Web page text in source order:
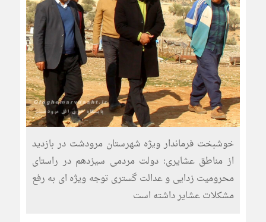
خوشبخت فرماندار ویژه شهرستان مرودشت در بازدید
از مناطق عشایری: دولت مردمی سیزدهم در راستای
محرومیت زدایی و عدالت گستری توجه ویژه ای به رفع
مشکلات عشایر داشته است